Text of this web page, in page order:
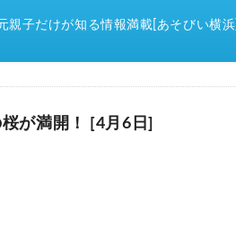
親子だけが知る情報満載[あそびい横浜]
が満開！ [4月6日]